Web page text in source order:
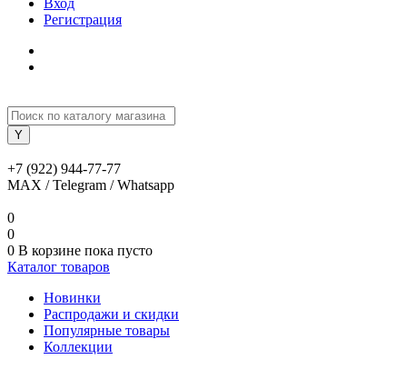
Вход
Регистрация
+7 (922) 944-77-77
MAX / Telegram / Whatsapp
0
0
0 В корзине пока пусто
Каталог товаров
Новинки
Распродажи и скидки
Популярные товары
Коллекции